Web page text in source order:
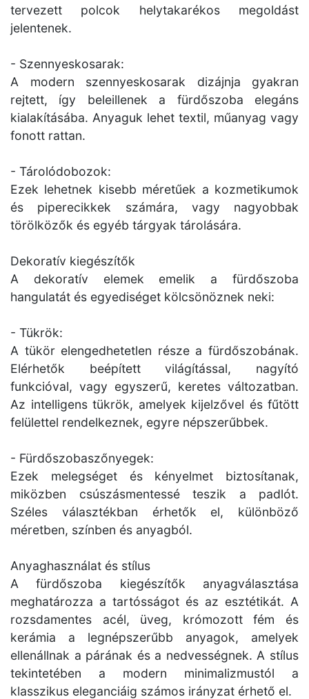
tervezett polcok helytakarékos megoldást
jelentenek.
- Szennyeskosarak:
A modern szennyeskosarak dizájnja gyakran
rejtett, így beleillenek a fürdőszoba elegáns
kialakításába. Anyaguk lehet textil, műanyag vagy
fonott rattan.
- Tárolódobozok:
Ezek lehetnek kisebb méretűek a kozmetikumok
és piperecikkek számára, vagy nagyobbak
törölközők és egyéb tárgyak tárolására.
Dekoratív kiegészítők
A dekoratív elemek emelik a fürdőszoba
hangulatát és egyediséget kölcsönöznek neki:
- Tükrök:
A tükör elengedhetetlen része a fürdőszobának.
Elérhetők beépített világítással, nagyító
funkcióval, vagy egyszerű, keretes változatban.
Az intelligens tükrök, amelyek kijelzővel és fűtött
felülettel rendelkeznek, egyre népszerűbbek.
- Fürdőszobaszőnyegek:
Ezek melegséget és kényelmet biztosítanak,
miközben csúszásmentessé teszik a padlót.
Széles választékban érhetők el, különböző
méretben, színben és anyagból.
Anyaghasználat és stílus
A fürdőszoba kiegészítők anyagválasztása
meghatározza a tartósságot és az esztétikát. A
rozsdamentes acél, üveg, krómozott fém és
kerámia a legnépszerűbb anyagok, amelyek
ellenállnak a párának és a nedvességnek. A stílus
tekintetében a modern minimalizmustól a
klasszikus eleganciáig számos irányzat érhető el.